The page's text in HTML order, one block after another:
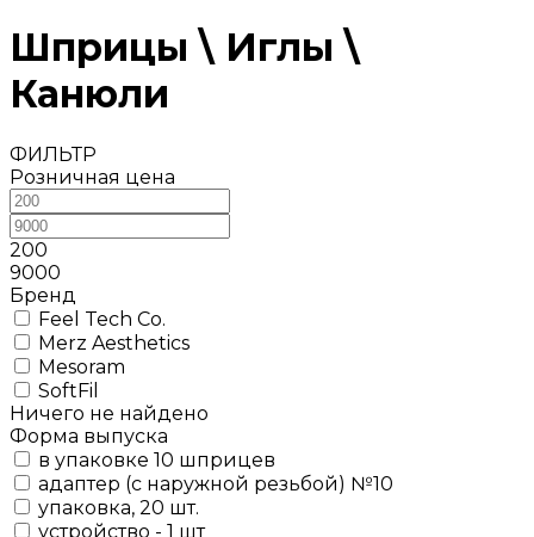
Шприцы \ Иглы \
Канюли
ФИЛЬТР
Розничная цена
200
9000
Бренд
Feel Tech Co.
Merz Aesthetics
Mesoram
SoftFil
Ничего не найдено
Форма выпуска
в упаковке 10 шприцев
адаптер (с наружной резьбой) №10
упаковка, 20 шт.
устройство - 1 шт